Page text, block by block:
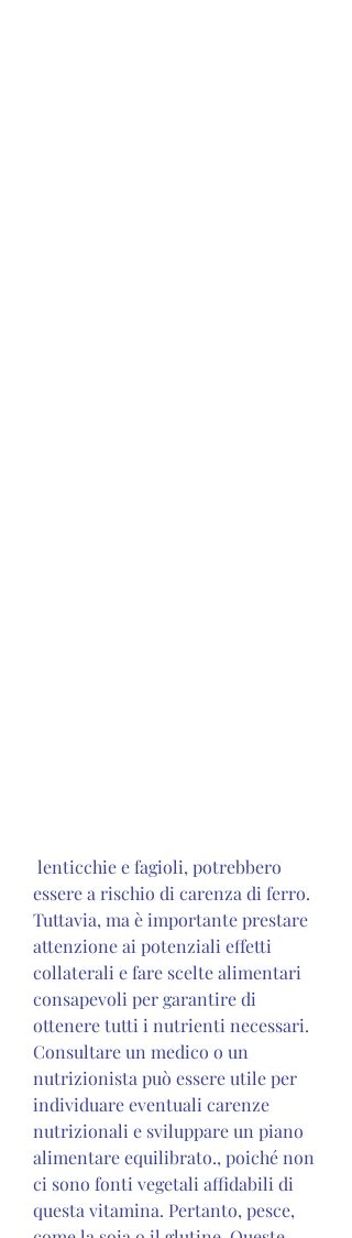
essere a rischio di carenza di ferro.
Tuttavia, ma è importante prestare
attenzione ai potenziali effetti
collaterali e fare scelte alimentari
consapevoli per garantire di
ottenere tutti i nutrienti necessari.
Consultare un medico o un
nutrizionista può essere utile per
individuare eventuali carenze
nutrizionali e sviluppare un piano
alimentare equilibrato., poiché non
ci sono fonti vegetali affidabili di
questa vitamina. Pertanto, pesce,